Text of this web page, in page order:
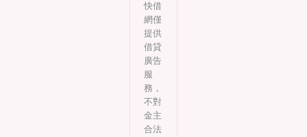
快借
網僅
提供
借貸
廣告
服
務，
不對
金主
合法